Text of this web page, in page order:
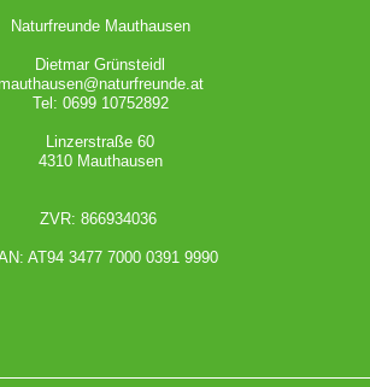
Naturfreunde Mauthausen
Dietmar Grünsteidl
mauthausen@naturfreunde.at
Tel: 0699 10752892
Linzerstraße 60
4310 Mauthausen
ZVR: 866934036
AT94 3477 7000 0391 9990